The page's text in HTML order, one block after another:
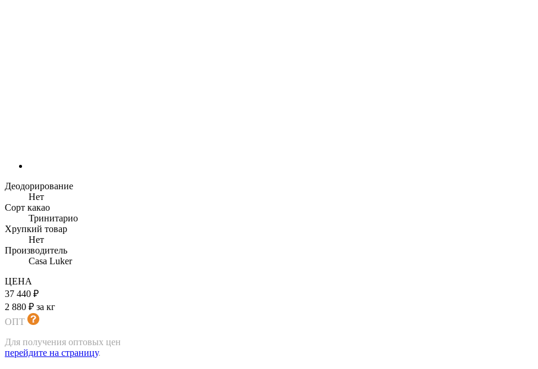
Деодорирование
Нет
Сорт какао
Тринитарио
Хрупкий товар
Нет
Производитель
Casa Luker
ЦЕНА
37 440 ₽
2 880 ₽ за кг
ОПТ
Для получения оптовых цен
перейдите на страницу.